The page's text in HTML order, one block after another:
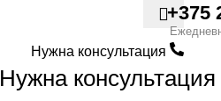
+375
Нужна консультация
Нужна консультация
»
прямоугольный 80х130
Вернуться к продуктам